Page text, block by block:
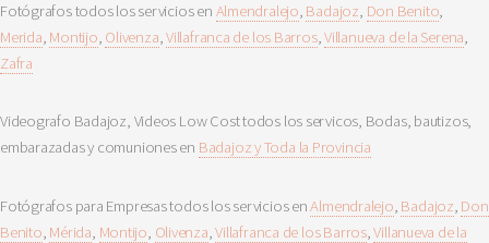
Fotógrafos todos los servicios en Almendralejo, Badajoz, Don Benito,
Merida, Montijo, Olivenza,Villafranca de los Barros,Villanueva de la Serena,
Zafra
Videografo Badajoz, Videos Low Cost todos los servicos, Bodas, bautizos,
embarazadas y comuniones en Badajoz y Toda la Provincia
Fotógrafos para Empresas todos los servicios enAlmendralejo, Badajoz, Don
Benito, Mérida, Montijo, Olivenza,Villafranca de los Barros,Villanueva de la